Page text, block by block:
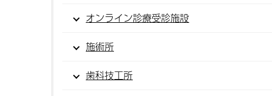
オンライン診療受診施設
施術所
歯科技工所